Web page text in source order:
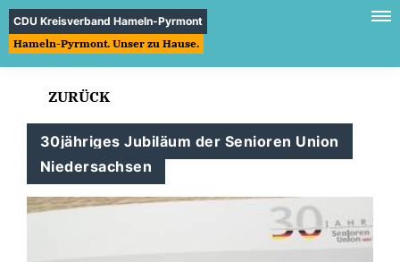
CDU Kreisverband Hameln-Pyrmont
Hameln-Pyrmont. Unser zu Hause.
ZURÜCK
30jähriges Jubiläum der Senioren Union
Niedersachsen